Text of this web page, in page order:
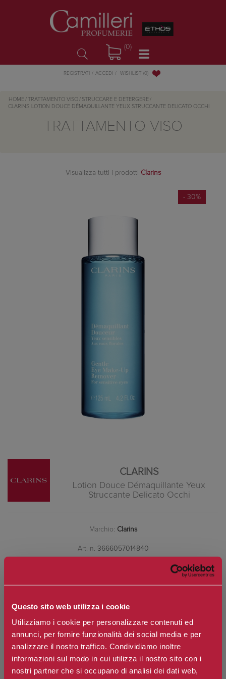
Questo sito web utilizza i cookie
Utilizziamo i cookie per personalizzare contenuti ed
annunci, per fornire funzionalità dei social media e per
analizzare il nostro traffico. Condividiamo inoltre
informazioni sul modo in cui utilizza il nostro sito con i
nostri partner che si occupano di analisi dei dati web,
(0)
REGISTRATI ACCEDI WISHLIST (0)
HOME / TRATTAMENTO VISO / STRUCCARE E DETERGERE /
CLARINS
LOTION DOUCE DÉMAQUILLANTE YEUX STRUCCANTE DELICATO OCCHI
TRATTAMENTO VISO
Visualizza tutti i prodotti Clarins
- 30%
CLARINS
Lotion Douce Démaquillante Yeux
Struccante Delicato Occhi
Marchio: Clarins
Art. n. 3666057014840
Prezzo: €29,10